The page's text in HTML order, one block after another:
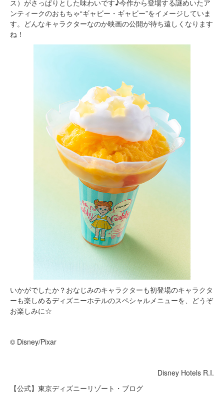
ス）がさっぱりとした味わいです♪今作から登場する謎めいたア
ンティークのおもちゃ“ギャビー・ギャビー”をイメージしていま
す。どんなキャラクターなのか映画の公開が待ち遠しくなります
ね！
いかがでしたか？おなじみのキャラクターも初登場のキャラクタ
ーも楽しめるディズニーホテルのスペシャルメニューを、どうぞ
お楽しみに☆
© Disney/Pixar
Disney Hotels R.I.
【公式】東京ディズニーリゾート・ブログ